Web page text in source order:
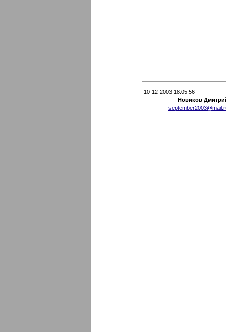
10-12-2003 18:05:56
Новиков